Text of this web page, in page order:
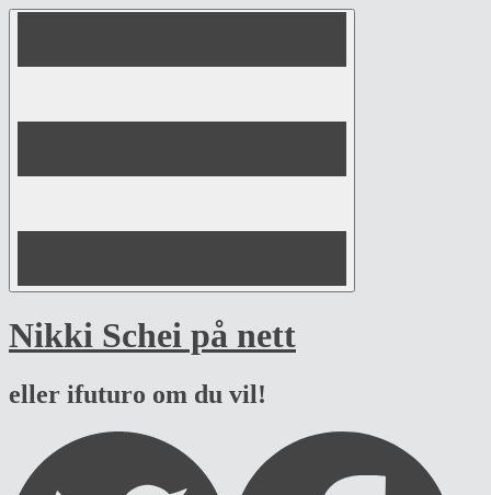
Skip
Nikki Schei på nett
eller ifuturo om du vil!